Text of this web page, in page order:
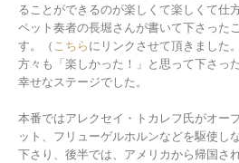
ることができるのが楽しくて楽しくて仕
ペット奏者の長堀さんが書いて下さった
す。（こちらにリンクさせて頂きました
方々も「楽しかった！」と思って下さっ
幸せなステージでした。
本番ではアレクセイ・トカレフ氏がオー
ット、フリューゲルホルンなどを駆使し
下さり、後半では、アメリカから帰国さ